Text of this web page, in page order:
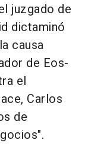
juzgado de
dictaminó
causa
de Eos-
el
Carlos
de